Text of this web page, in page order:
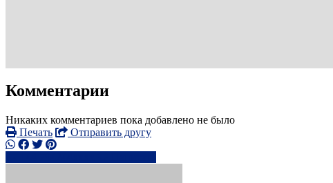
Комментарии
Никаких комментариев пока добавлено не было
Печать
Отправить другу